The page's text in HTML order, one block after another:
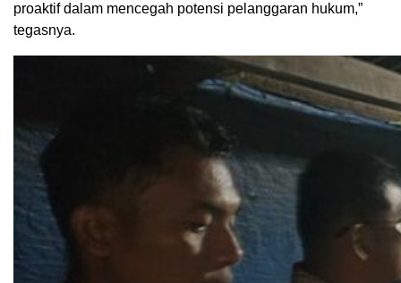
proaktif dalam mencegah potensi pelanggaran hukum,”
tegasnya.